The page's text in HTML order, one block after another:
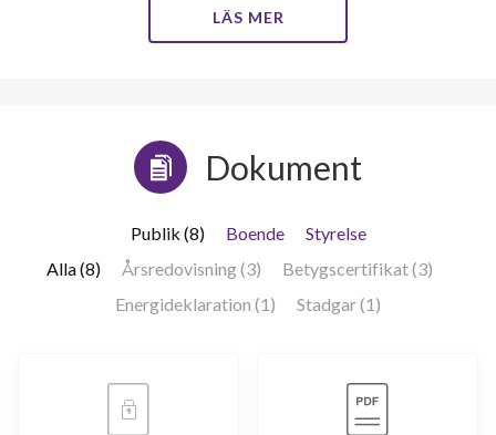
LÄS MER
Dokument
Publik (8) Boende
Styrelse
Alla (8)
Årsredovisning (3)
Betygscertifikat (3)
Energideklaration (1)
Stadgar (1)